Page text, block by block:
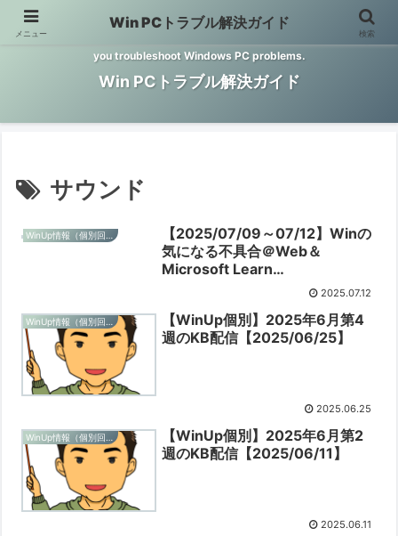
Windows PCのトラブル解決をお手伝いするサイトです。 This site helps
you troubleshoot Windows PC problems.
Win PCトラブル解決ガイド
サウンド
【2025/07/09～07/12】Winの
気になる不具合＠Web＆
Microsoft Learn
Answers【2025/007/12】2025.07.12
WinUp情報（個別回ごと）
【WinUp個別】2025年6月第4
週のKB配信【2025/06/25】
2025.06.25
WinUp情報（個別回ごと）
【WinUp個別】2025年6月第2
週のKB配信【2025/06/11】
2025.06.11
メニュー
Win PCトラブル解決ガイド
検索